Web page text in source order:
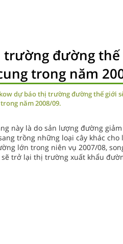
trường đường thế
trong năm
dự báo thị trường đường thế giới
năm 2008/09.
này là do sản lượng đường
trồng những loại cây khác cho
lớn trong niên vụ 2007/08,
sẽ trở lại thị trường xuất khẩu